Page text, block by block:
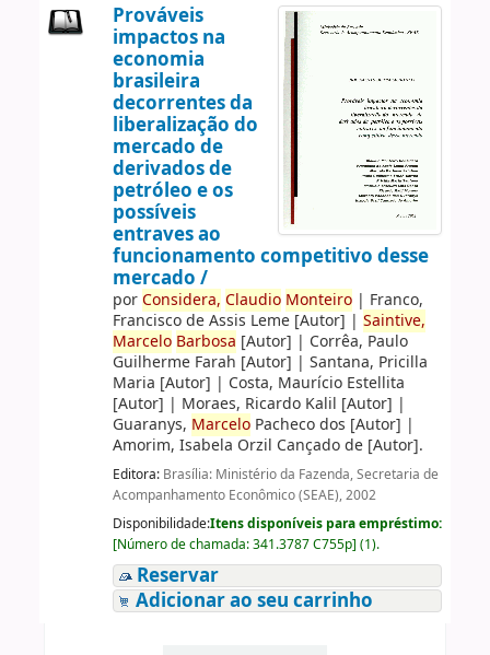
Prováveis
impactos na
economia
brasileira
decorrentes da
liberalização do
mercado de
derivados de
petróleo e os
possíveis
entraves ao
funcionamento competitivo desse
mercado /
porConsidera, Claudio Monteiro| Franco,
Francisco de Assis Leme[Autor] | Saintive,
Marcelo Barbosa [Autor] | Corrêa, Paulo
Guilherme Farah [Autor] | Santana, Pricilla
Maria [Autor] | Costa, Maurício Estellita
[Autor] | Moraes, Ricardo Kalil [Autor] |
Guaranys, MarceloPacheco dos [Autor] |
Amorim, Isabela Orzil Cançado de[Autor].
Editora: Brasília: Ministério da Fazenda, Secretaria de
Acompanhamento Econômico (SEAE), 2002
Disponibilidade:Itens disponíveis para empréstimo:
[Número de chamada:341.3787 C755p] (1).
Reservar
Adicionar ao seu carrinho